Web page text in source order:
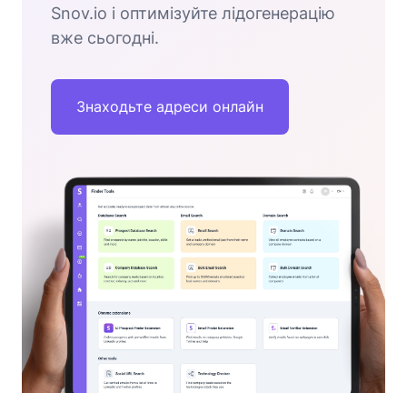
Snov.io і оптимізуйте лідогенерацію
вже сьогодні.
Знаходьте адреси онлайн